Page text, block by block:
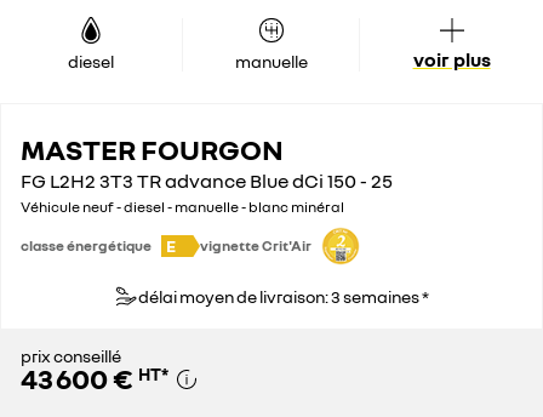
diesel manuelle voir plus
MASTER FOURGON
FG L2H2 3T3 TR advance Blue dCi 150 - 25
Véhicule neuf - diesel - manuelle - blanc minéral
classe énergétique E vignette Crit'Air
délai moyen de livraison: 3 semaines *
prix conseillé
43 600 € HT*